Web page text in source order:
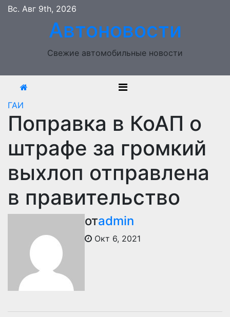
Перейти
содержимому
Вс. Авг 9th, 2026
Автоновости
Свежие автомобильные новости
ГАИ
Поправка в КоАП о
штрафе за громкий
выхлоп отправлена
в правительство
отadmin
Окт 6, 2021